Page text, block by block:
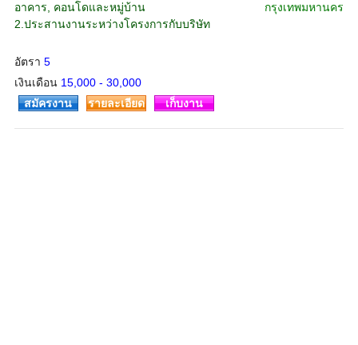
อาคาร, คอนโดและหมู่บ้าน
2.ประสานงานระหว่างโครงการกับบริษัท
อัตรา 5
เงินเดือน 15,000 - 30,000
กรุงเทพมหานคร
สมัครงาน รายละเอียด เก็บงาน